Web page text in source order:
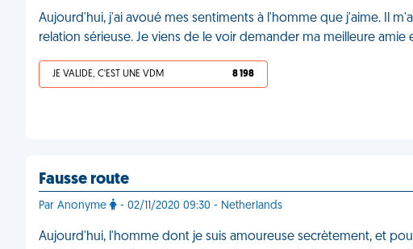
Aujourd'hui, j'ai avoué mes sentiments à l'homme que j'aime. Il
relation sérieuse. Je viens de le voir demander ma meilleure amie
JE VALIDE, C'EST UNE VDM 8 198
Fausse route
Par Anonyme - 02/11/2020 09:30 - Netherlands
Aujourd'hui, l'homme dont je suis amoureuse secrètement, et